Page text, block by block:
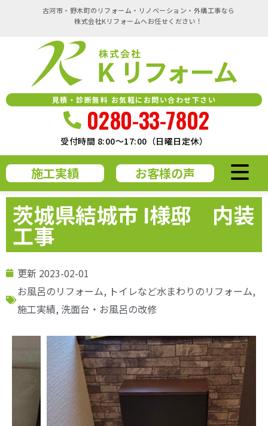
古河市・野木町のリフォーム・リノベーション・外構工事なら
株式会社Kリフォームへお任せください！
見積・診断無料 お気軽にお問い合わせ下さい
0280-33-7802
受付時間 8:00～17:00（日曜日定休）
施工実績 お客様の声
茨城県結城市 I様邸 内装
工事
更新 2023-02-01
お風呂のリフォーム, トイレなど水まわりのリフォーム,
施工実績, 洗面台・お風呂の改修